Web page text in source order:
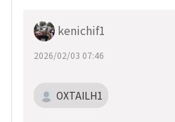
kenichif1
2026/02/03 07:46
OXTAILH1